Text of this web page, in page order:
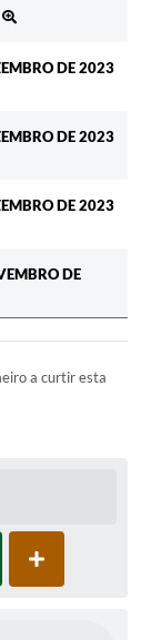
DE 2023
DE 2023
DE 2023
DE
a curtir esta